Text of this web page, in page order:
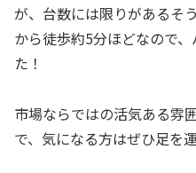
が、台数には限りがあるそ
から徒歩約5分ほどなので
た！
市場ならではの活気ある雰
で、気になる方はぜひ足を